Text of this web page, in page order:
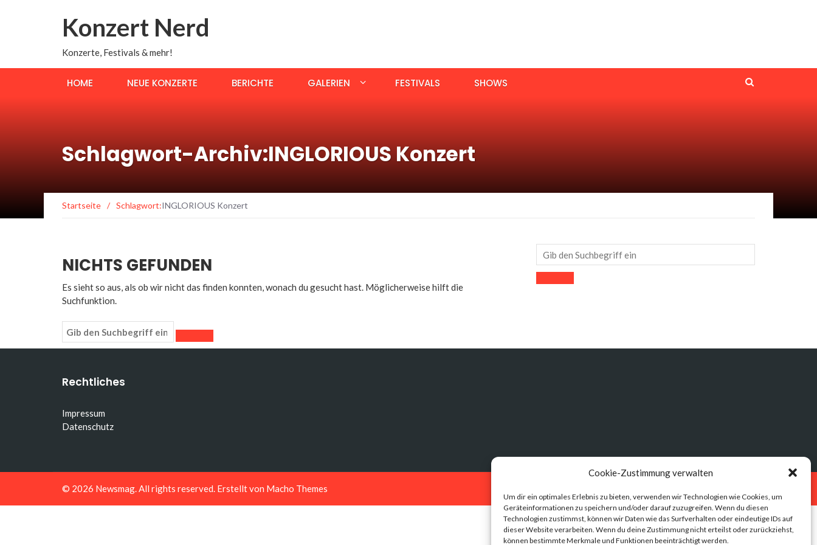
Cookie-Zustimmung verwalten
Um dir ein optimales Erlebnis zu bieten, verwenden wir Technologien wie Cookies, um
Geräteinformationen zu speichern und/oder darauf zuzugreifen. Wenn du diesen
Technologien zustimmst, können wir Daten wie das Surfverhalten oder eindeutige IDs auf
dieser Website verarbeiten. Wenn du deine Zustimmung nicht erteilst oder zurückziehst,
können bestimmte Merkmale und Funktionen beeinträchtigt werden.
Konzert Nerd
Konzerte, Festivals & mehr!
HOME NEUE KONZERTE BERICHTE GALERIEN FESTIVALS SHOWS
Schlagwort-Archiv:INGLORIOUS Konzert
Startseite / Schlagwort:INGLORIOUS Konzert
NICHTS GEFUNDEN
Es sieht so aus, als ob wir nicht das finden konnten, wonach du gesucht hast. Möglicherweise hilft die
Suchfunktion.
Rechtliches
Impressum
Datenschutz
© 2026 Newsmag . All rights reserved. Erstellt von Macho Themes